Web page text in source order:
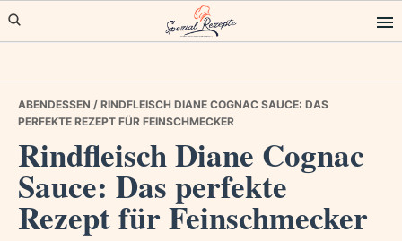
Skip
to
Skip
to
Skip
to
ABENDESSEN / RINDFLEISCH DIANE COGNAC SAUCE: DAS
PERFEKTE REZEPT FÜR FEINSCHMECKER
Rindfleisch Diane Cognac
Sauce: Das perfekte
Rezept für Feinschmecker